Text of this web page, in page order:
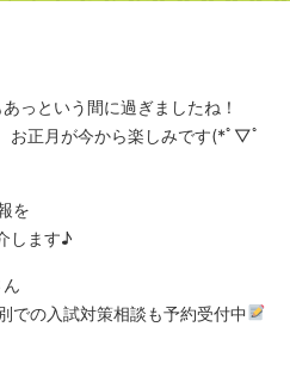
っという間に過ぎましたね！
お正月が今から楽しみです(*ﾟ▽ﾟ
を
します♪
での入試対策相談も予約受付中